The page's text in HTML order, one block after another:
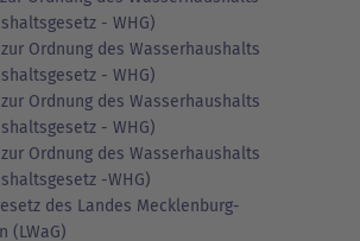
- WHG)
zur Ordnung des Wasserhaushalts
- WHG)
zur Ordnung des Wasserhaushalts
- WHG)
zur Ordnung des Wasserhaushalts
-WHG)
des Landes Mecklenburg-
(LWaG)